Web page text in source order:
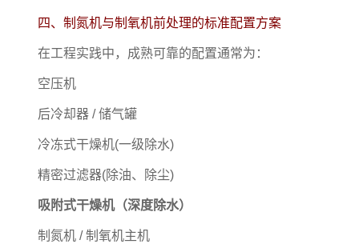
四、制氮机与制氧机前处理的标准配置方案
在工程实践中，成熟可靠的配置通常为：
空压机
后冷却器 / 储气罐
冷冻式干燥机(一级除水)
精密过滤器(除油、除尘)
吸附式干燥机（深度除水）
制氮机 / 制氧机主机